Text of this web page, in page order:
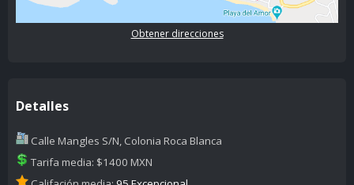
Obtener direcciones
Detalles
Calle Mangles S/N, Colonia Roca Blanca
Tarifa media: $1400 MXN